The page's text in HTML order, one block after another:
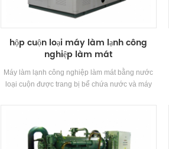
hộp cuộn loại máy làm lạnh công
nghiệp làm mát
Máy làm lạnh công nghiệp làm mát bằng nước
loại cuộn được trang bị bể chứa nước và máy
với máy nén thương hiệu nổi tiếng và kiểm soát
cao vỏ và ống thiết bị ngưng tụ và thiết bị bay
hơi.